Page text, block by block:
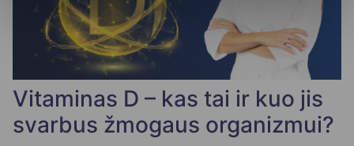
Vitaminas D – kas tai ir kuo jis
svarbus žmogaus organizmui?